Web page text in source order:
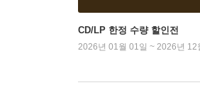
CD/LP 한정 수량 할인전
2026년 01월 01일 ~ 2026년 12